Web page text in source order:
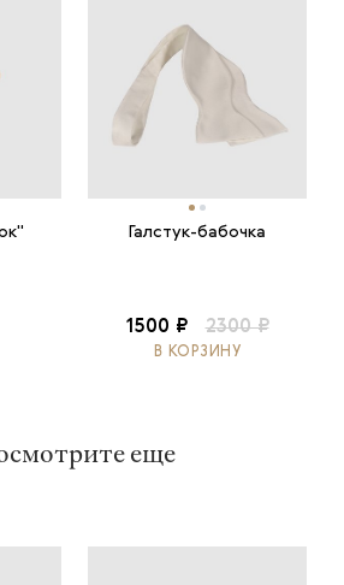
Галстук-бабочка
1500 ₽ 2300 ₽
В КОРЗИНУ
еще